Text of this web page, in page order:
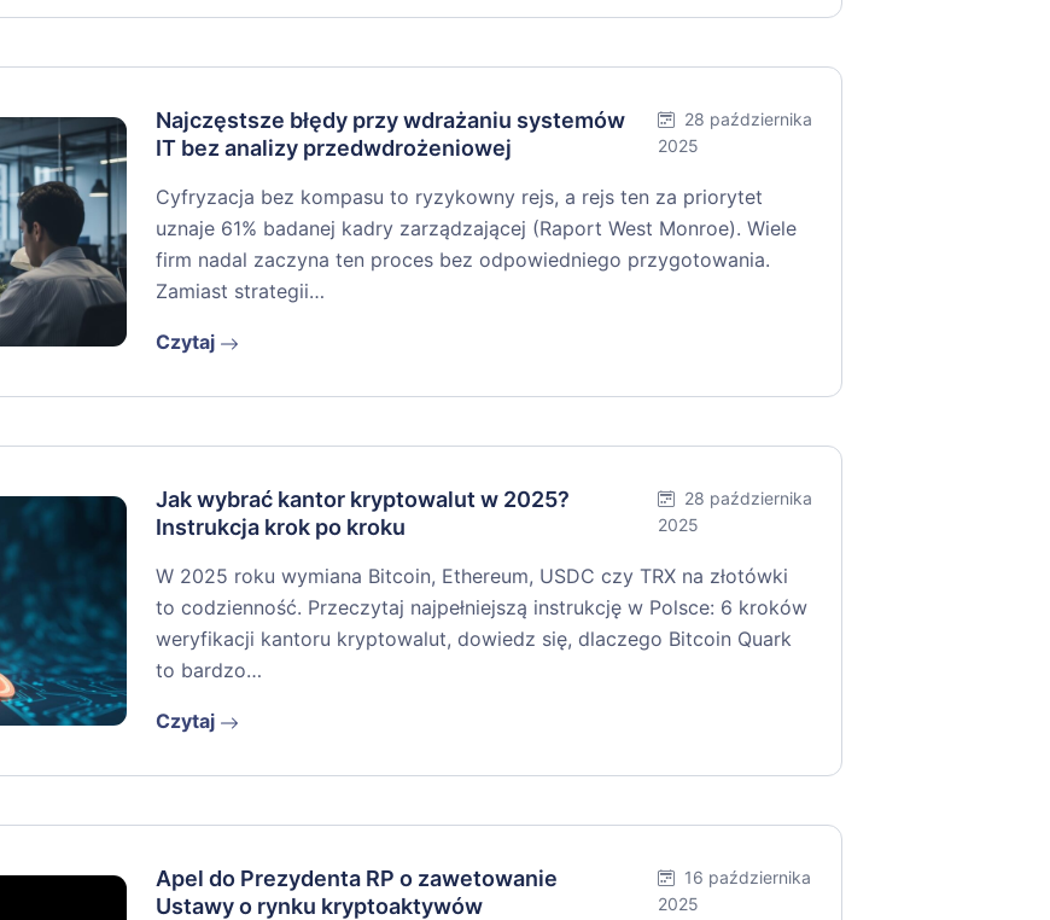
Najczęstsze błędy przy wdrażaniu systemów
IT bez analizy przedwdrożeniowej
28 października
2025
Cyfryzacja bez kompasu to ryzykowny rejs, a rejs ten za priorytet
uznaje 61% badanej kadry zarządzającej (Raport West Monroe). Wiele
firm nadal zaczyna ten proces bez odpowiedniego przygotowania.
Zamiast strategii…
Czytaj
Jak wybrać kantor kryptowalut w 2025?
Instrukcja krok po kroku
28 października
2025
W 2025 roku wymiana Bitcoin, Ethereum, USDC czy TRX na złotówki
to codzienność. Przeczytaj najpełniejszą instrukcję w Polsce: 6 kroków
weryfikacji kantoru kryptowalut, dowiedz się, dlaczego Bitcoin Quark
to bardzo…
Czytaj
Apel do Prezydenta RP o zawetowanie
Ustawy o rynku kryptoaktywów
16 października
2025